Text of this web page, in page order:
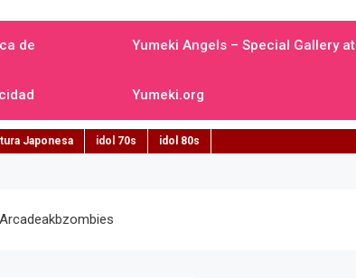
de Yumeki Angels – Special Gallery at
Yumeki.org
Japonesa idol 70s idol 80s
Arcadeakbzombies